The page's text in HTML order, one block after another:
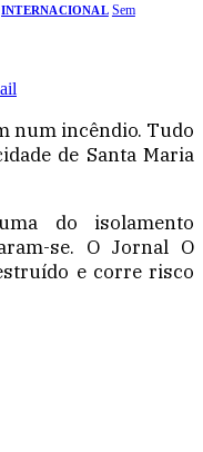
INTERNACIONAL Sem
num incêndio. Tudo
de Santa Maria
do isolamento
se. O Jornal O
e corre risco